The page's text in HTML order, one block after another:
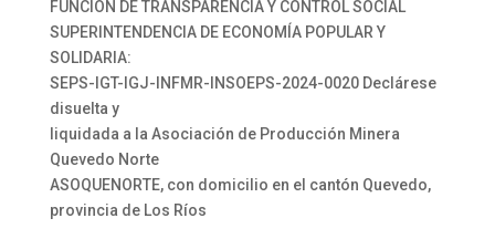
FUNCIÓN DE TRANSPARENCIA Y CONTROL SOCIAL
SUPERINTENDENCIA DE ECONOMÍA POPULAR Y
SOLIDARIA:
SEPS-IGT-IGJ-INFMR-INSOEPS-2024-0020 Declárese
disuelta y
liquidada a la Asociación de Producción Minera
Quevedo Norte
ASOQUENORTE, con domicilio en el cantón Quevedo,
provincia de Los Ríos